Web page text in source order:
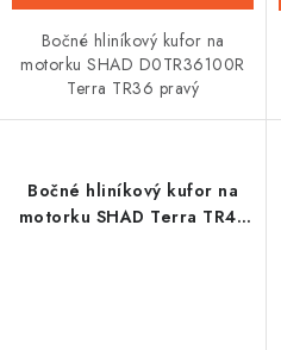
Bočné hliníkový kufor na
motorku SHAD D0TR36100R
Terra TR36 pravý
Bočné hliníkový kufor na
motorku SHAD Terra TR47